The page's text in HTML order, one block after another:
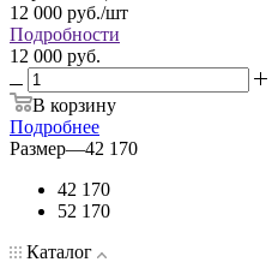
12 000 руб./шт
Подробности
12 000 руб.
В корзину
Подробнее
Размер—42 170
42 170
52 170
Каталог